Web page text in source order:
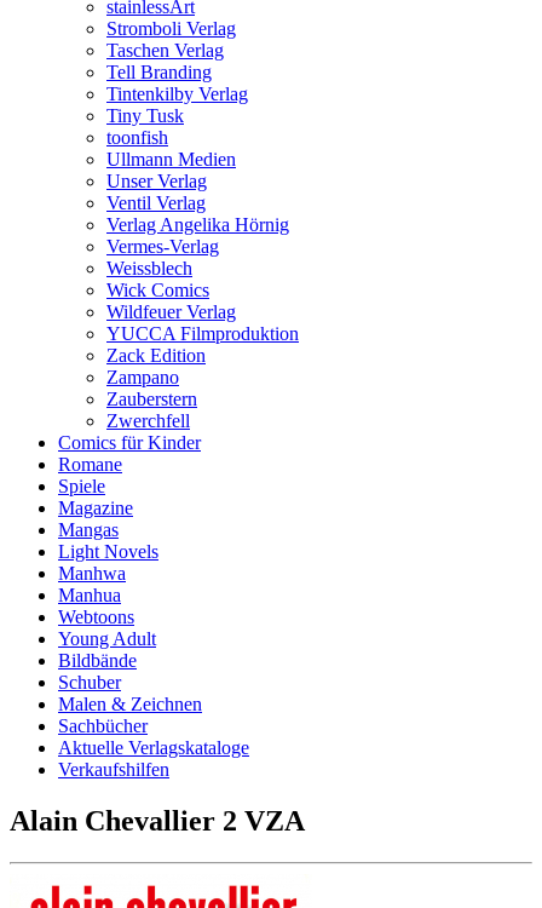
stainlessArt
Stromboli Verlag
Taschen Verlag
Tell Branding
Tintenkilby Verlag
Tiny Tusk
toonfish
Ullmann Medien
Unser Verlag
Ventil Verlag
Verlag Angelika Hörnig
Vermes-Verlag
Weissblech
Wick Comics
Wildfeuer Verlag
YUCCA Filmproduktion
Zack Edition
Zampano
Zauberstern
Zwerchfell
Comics für Kinder
Romane
Spiele
Magazine
Mangas
Light Novels
Manhwa
Manhua
Webtoons
Young Adult
Bildbände
Schuber
Malen & Zeichnen
Sachbücher
Aktuelle Verlagskataloge
Verkaufshilfen
Alain Chevallier 2 VZA